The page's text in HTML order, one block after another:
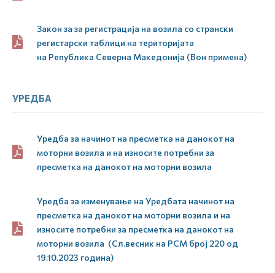
Контакт
Закон за за регистрација на возила со странски
регистарски таблици на територијата
на Република Северна Македонија (Вон примена)
УРЕДБА
Уредба за начинот на пресметка на данокот на
моторни возила и на износите потребни за
пресметка на данокот на моторни возила
Уредба за изменување на Уредбата начинот на
пресметка на данокот на моторни возила и на
износите потребни за пресметка на данокот на
моторни возила (Сл.весник на РСМ број 220 од
19.10.2023 година)